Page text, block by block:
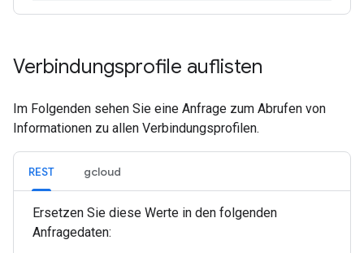
Verbindungsprofile auflisten
Im Folgenden sehen Sie eine Anfrage zum Abrufen von
Informationen zu allen Verbindungsprofilen.
REST gcloud
Ersetzen Sie diese Werte in den folgenden
Anfragedaten: